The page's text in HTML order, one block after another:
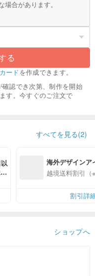
合があります。
る
ードを作成できます。
認でき次第、制作を開始
す。今すぐのご注文で
すべてを見る(2)
海外デザインア
入
越境送料割引（
割引詳
ショップへ